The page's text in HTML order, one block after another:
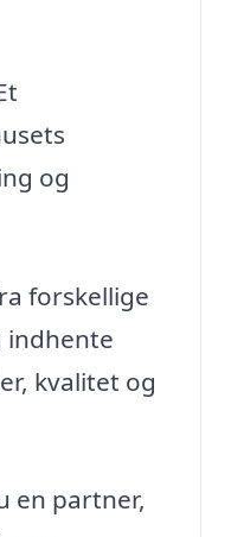
og
forskellige
indhente
kvalitet og
en partner,